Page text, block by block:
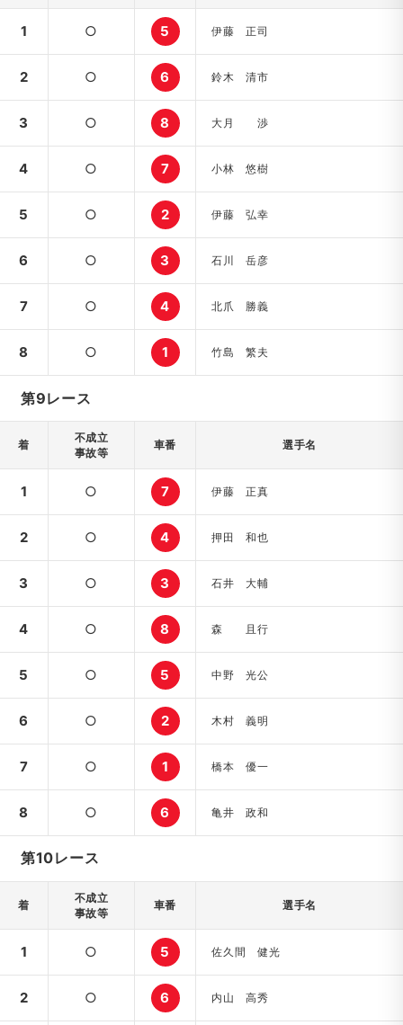
1 ○ 5 伊藤 正司
2 ○ 6 鈴木 清市
3 ○ 8 大月 渉
4 ○ 7 小林 悠樹
5 ○ 2 伊藤 弘幸
6 ○ 3 石川 岳彦
7 ○ 4 北爪 勝義
8 ○ 1 竹島 繁夫
第9レース
着
不成立
事故等
車番 選手名
1 ○ 7 伊藤 正真
2 ○ 4 押田 和也
3 ○ 3 石井 大輔
4 ○ 8 森 且行
5 ○ 5 中野 光公
6 ○ 2 木村 義明
7 ○ 1 橋本 優一
8 ○ 6 亀井 政和
第10レース
着
不成立
事故等
車番 選手名
1 ○ 5 佐久間 健光
2 ○ 6 内山 高秀